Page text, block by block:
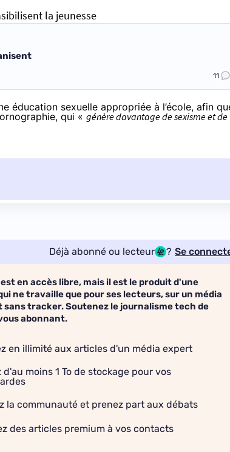
la jeunesse
11
éducation sexuelle appropriée à l’école, afin
qui « génère davantage de sexisme et de
Déjà abonné ou lecteur ? Se
en accès libre, mais il est le produit d'une
ne travaille que pour ses lecteurs, sur un média
sans tracker. Soutenez le journalisme tech de
abonnant.
en illimité aux articles d'un média expert
d'au moins 1 To de stockage pour vos
la communauté et prenez part aux débats
des articles premium à vos contacts